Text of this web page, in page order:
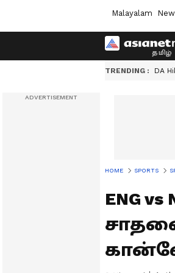
Malayalam
TRENDING : DA
HOME SPORTS
ENG